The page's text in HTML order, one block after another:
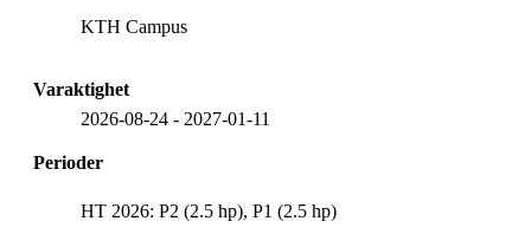
KTH Campus
Varaktighet
2026-08-24 - 2027-01-11
Perioder
HT 2026: P2 (2.5 hp), P1 (2.5 hp)